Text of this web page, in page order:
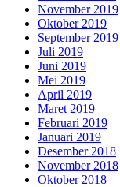
November 2019
Oktober 2019
September 2019
Juli 2019
Juni 2019
Mei 2019
April 2019
Maret 2019
Februari 2019
Januari 2019
Desember 2018
November 2018
Oktober 2018